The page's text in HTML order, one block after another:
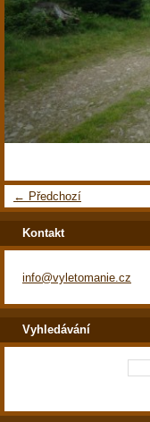
← Předchozí
Kontakt
info@vyletomanie.cz
Vyhledávání